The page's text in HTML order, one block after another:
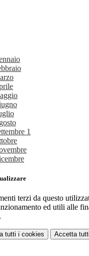
1
terzi da questo
ed utili alle
.
tutti i cookies Accetta tutti